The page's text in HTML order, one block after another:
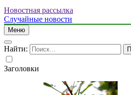
Новостная рассылка
Случайные новости
Меню
Найти:
Заголовки